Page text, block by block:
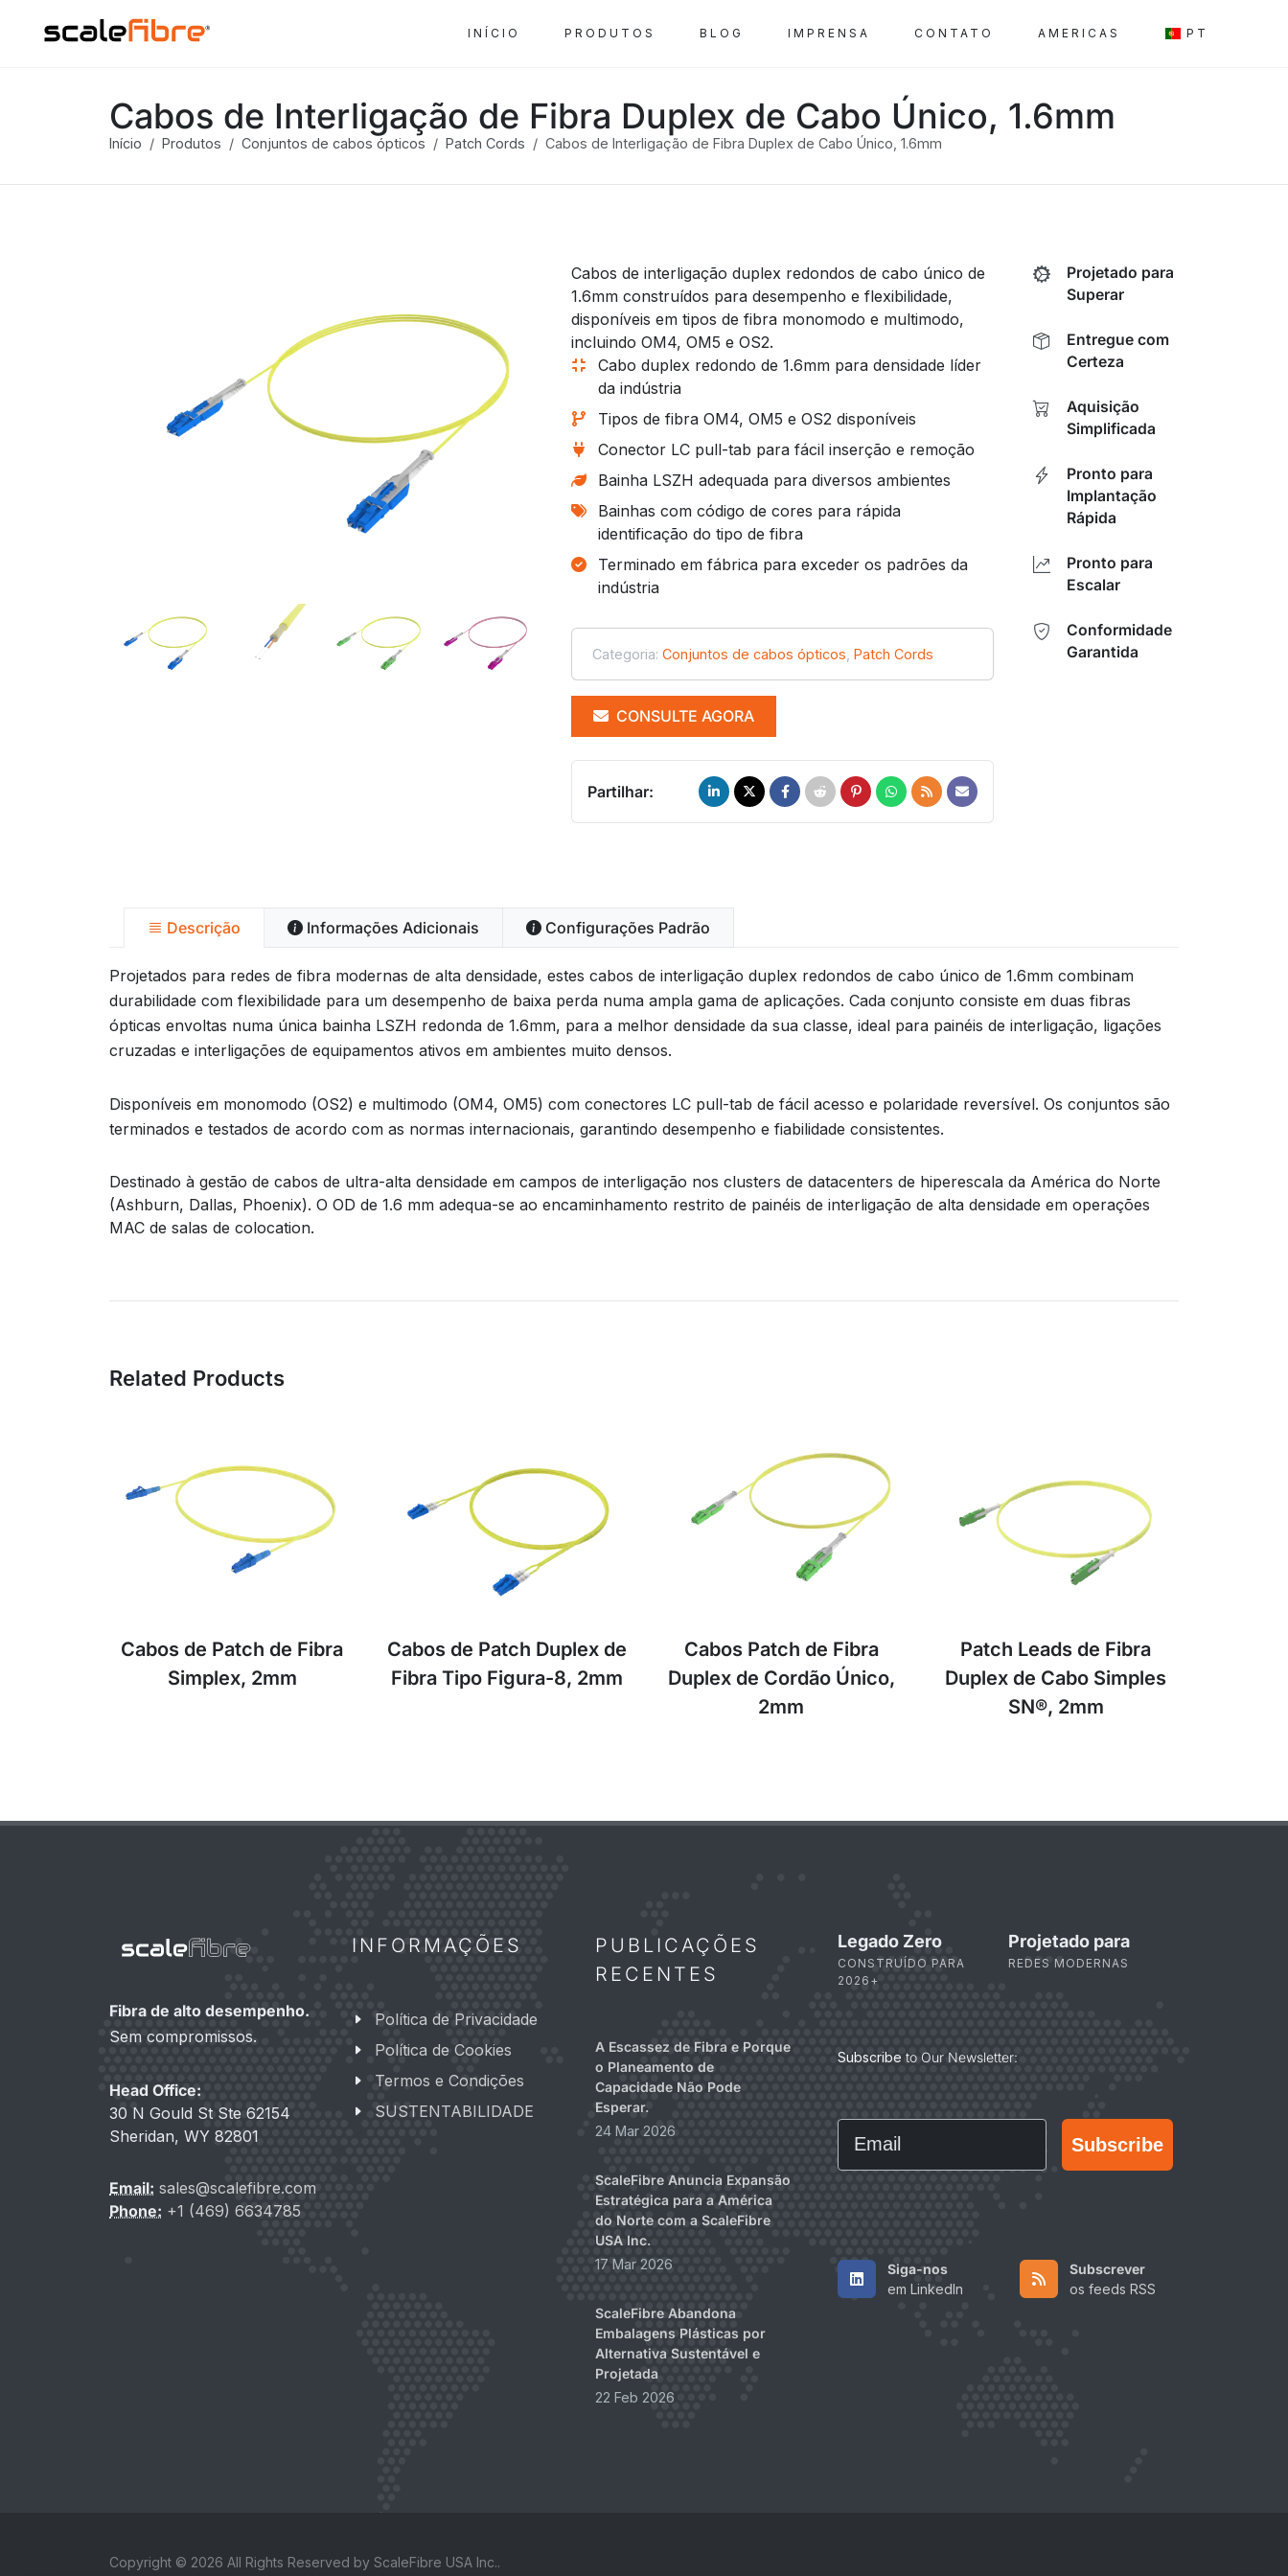
INÍCIO PRODUTOS BLOG IMPRENSA CONTATO AMERICAS PT
Cabos de Interligação de Fibra Duplex de Cabo Único, 1.6mm
Início Produtos Conjuntos de cabos ópticos Patch Cords Cabos de Interligação de Fibra Duplex de Cabo Único, 1.6mm
Cabos de interligação duplex redondos de cabo único de
1.6mm construídos para desempenho e flexibilidade,
disponíveis em tipos de fibra monomodo e multimodo,
incluindo OM4, OM5 e OS2.
Cabo duplex redondo de 1.6mm para densidade líder
da indústria
Tipos de fibra OM4, OM5 e OS2 disponíveis
Conector LC pull-tab para fácil inserção e remoção
Bainha LSZH adequada para diversos ambientes
Bainhas com código de cores para rápida
identificação do tipo de fibra
Terminado em fábrica para exceder os padrões da
indústria
Categoria: Conjuntos de cabos ópticos Patch Cords
CONSULTE AGORA
Partilhar:
Projetado para
Superar
Entregue com
Certeza
Aquisição
Simplificada
Pronto para
Implantação
Rápida
Pronto para
Escalar
Conformidade
Garantida
Descrição Informações Adicionais Configurações Padrão
Projetados para redes de fibra modernas de alta densidade, estes cabos de interligação duplex redondos de cabo único de 1.6mm combinam
durabilidade com flexibilidade para um desempenho de baixa perda numa ampla gama de aplicações. Cada conjunto consiste em duas fibras
ópticas envoltas numa única bainha LSZH redonda de 1.6mm, para a melhor densidade da sua classe, ideal para painéis de interligação, ligações
cruzadas e interligações de equipamentos ativos em ambientes muito densos.
Disponíveis em monomodo (OS2) e multimodo (OM4, OM5) com conectores LC pull-tab de fácil acesso e polaridade reversível. Os conjuntos são
terminados e testados de acordo com as normas internacionais, garantindo desempenho e fiabilidade consistentes.
Destinado à gestão de cabos de ultra-alta densidade em campos de interligação nos clusters de datacenters de hiperescala da América do Norte
(Ashburn, Dallas, Phoenix). O OD de 1.6 mm adequa-se ao encaminhamento restrito de painéis de interligação de alta densidade em operações
MAC de salas de colocation.
Related Products
Cabos de Patch de Fibra
Simplex, 2mm
Cabos de Patch Duplex de
Fibra Tipo Figura-8, 2mm
Cabos Patch de Fibra
Duplex de Cordão Único,
2mm
Patch Leads de Fibra
Duplex de Cabo Simples
SN®, 2mm
Fibra de alto desempenho.
Sem compromissos.
Head Office:
30 N Gould St Ste 62154
Sheridan, WY 82801
Email: sales@scalefibre.com
Phone: +1 (469) 6634785
INFORMAÇÕES
Política de Privacidade
Política de Cookies
Termos e Condições
SUSTENTABILIDADE
PUBLICAÇÕES
RECENTES
A Escassez de Fibra e Porque
o Planeamento de
Capacidade Não Pode
Esperar.
24 Mar 2026
ScaleFibre Anuncia Expansão
Estratégica para a América
do Norte com a ScaleFibre
USA Inc.
17 Mar 2026
ScaleFibre Abandona
Embalagens Plásticas por
Alternativa Sustentável e
Projetada
22 Feb 2026
Legado Zero
CONSTRUÍDO PARA
2026+
Projetado para
REDES MODERNAS
Subscribe to Our Newsletter:
Email
Subscribe
Siga-nos
em LinkedIn
Subscrever
os feeds RSS
Copyright © 2026 All Rights Reserved by ScaleFibre USA Inc..